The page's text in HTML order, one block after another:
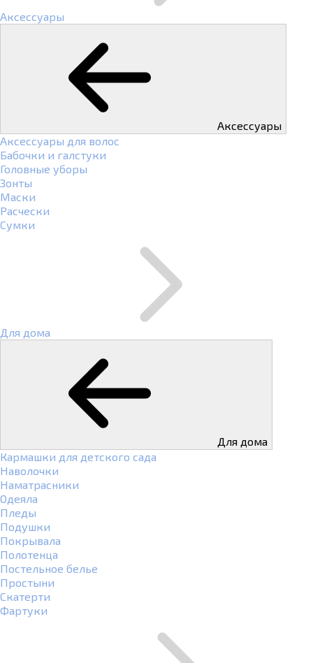
Аксессуары
Аксессуары
Аксессуары для волос
Бабочки и галстуки
Головные уборы
Зонты
Маски
Расчески
Сумки
Для дома
Для дома
Кармашки для детского сада
Наволочки
Наматрасники
Одеяла
Пледы
Подушки
Покрывала
Полотенца
Постельное белье
Простыни
Скатерти
Фартуки